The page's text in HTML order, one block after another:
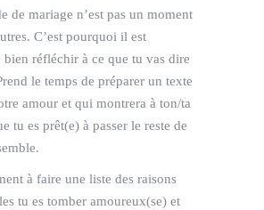
de mariage n’est pas un moment
C’est pourquoi il est
bien réfléchir à ce que tu vas dire
le temps de préparer un texte
amour et qui montrera à ton/ta
tu es prêt(e) à passer le reste de
à faire une liste des raisons
tu es tomber amoureux(se) et